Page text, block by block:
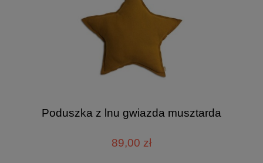
Poduszka z lnu gwiazda musztarda
89,00 zł